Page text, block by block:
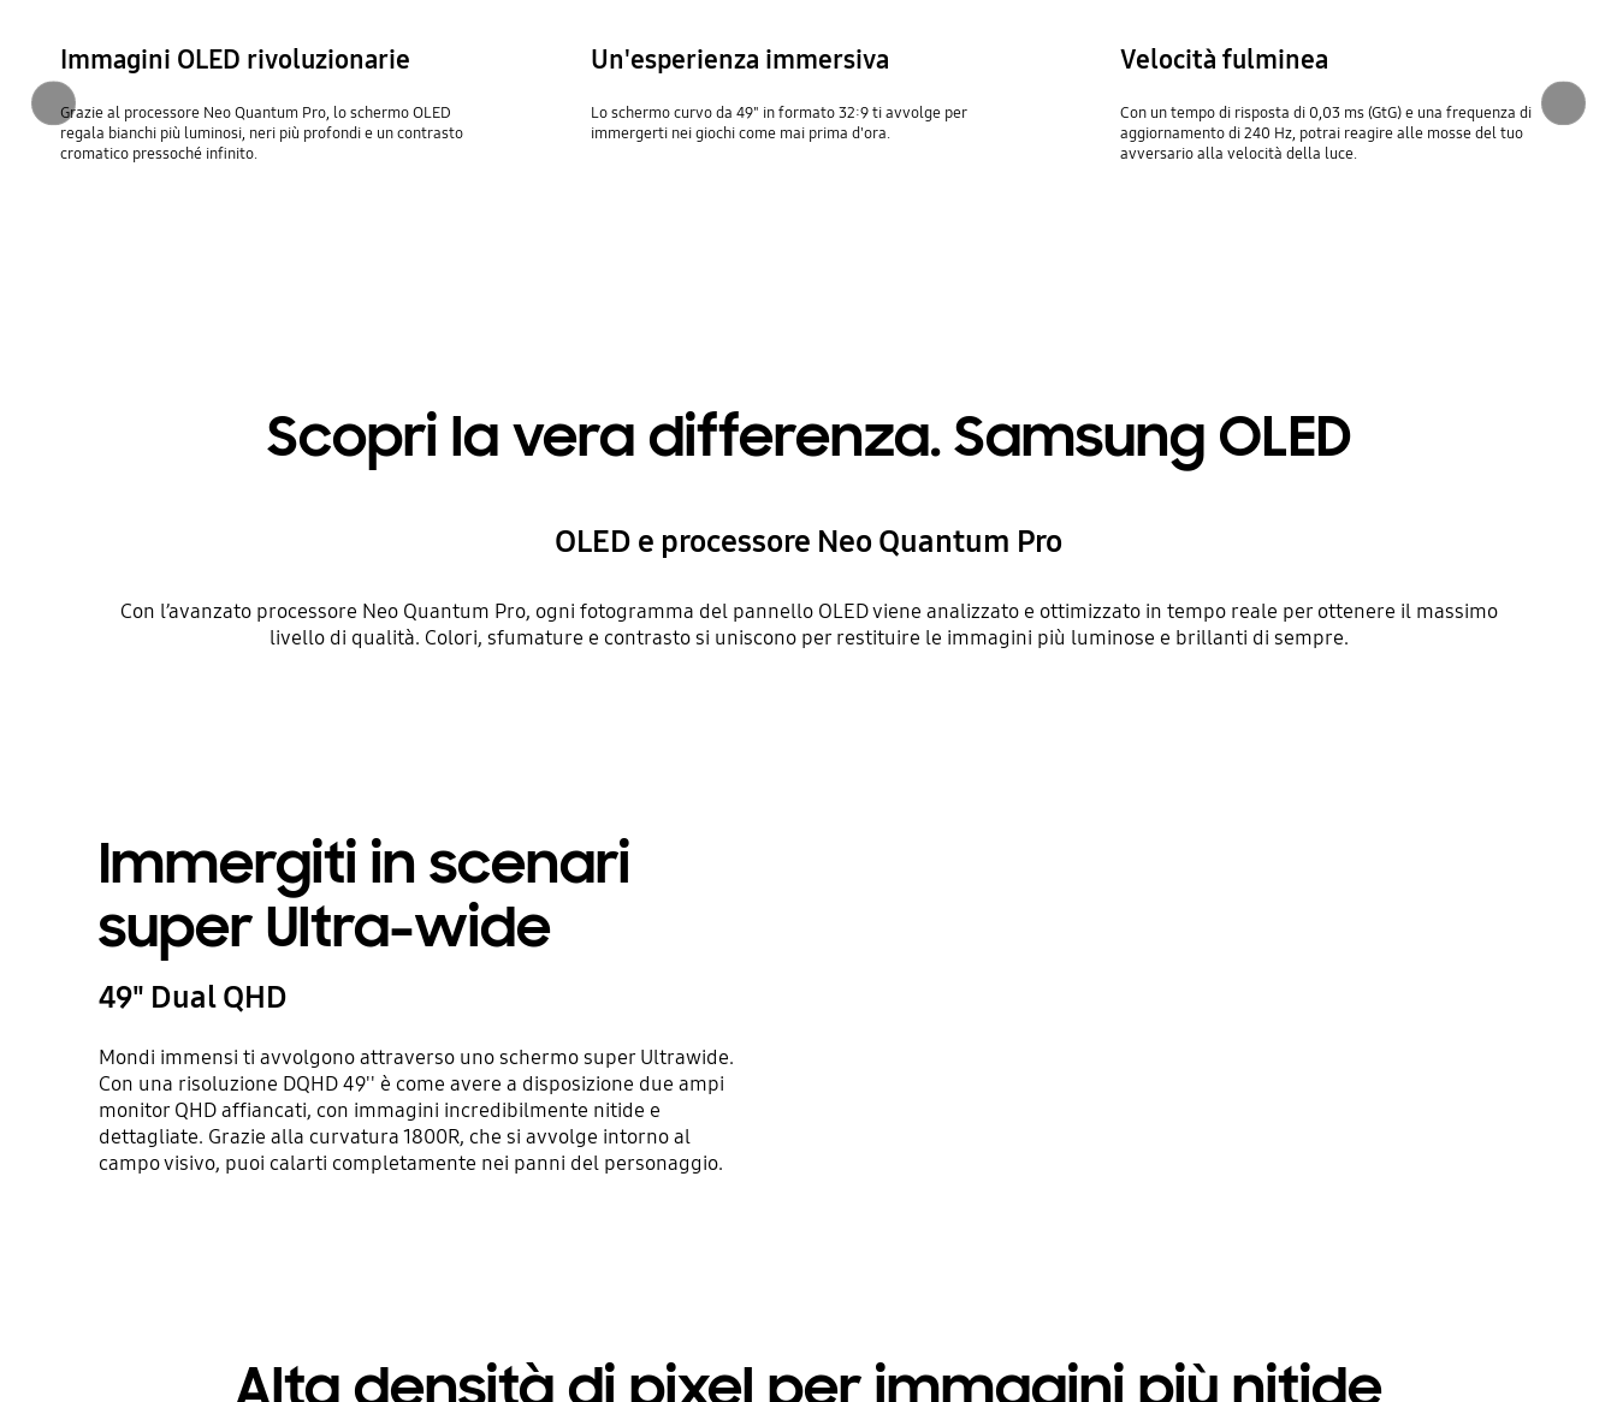
Immagini OLED rivoluzionarie
Grazie al processore Neo Quantum Pro, lo schermo OLED
regala bianchi più luminosi, neri più profondi e un contrasto
cromatico pressoché infinito.
Un'esperienza immersiva
Lo schermo curvo da 49" in formato 32:9 ti avvolge per
immergerti nei giochi come mai prima d'ora.
Velocità fulminea
Con un tempo di risposta di 0,03 ms (GtG) e una frequenza di
aggiornamento di 240 Hz, potrai reagire alle mosse del tuo
avversario alla velocità della luce.
Scopri la vera differenza. Samsung OLED
OLED e processore Neo Quantum Pro
Con l’avanzato processore Neo Quantum Pro, ogni fotogramma del pannello OLED viene analizzato e ottimizzato in tempo reale per ottenere il massimo
livello di qualità. Colori, sfumature e contrasto si uniscono per restituire le immagini più luminose e brillanti di sempre.
Immergiti in scenari
super Ultra-wide
49" Dual QHD
Mondi immensi ti avvolgono attraverso uno schermo super Ultrawide.
Con una risoluzione DQHD 49'' è come avere a disposizione due ampi
monitor QHD affiancati, con immagini incredibilmente nitide e
dettagliate. Grazie alla curvatura 1800R, che si avvolge intorno al
campo visivo, puoi calarti completamente nei panni del personaggio.